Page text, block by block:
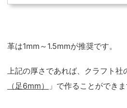
革は1mm～1.5mmが推奨です。
上記の厚さであれば、クラフト社
（足6mm）
」で作ることができま